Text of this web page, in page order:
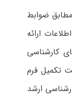
ضوابط
ارائه
کارشناسی
تکمیل فرم
ارشد